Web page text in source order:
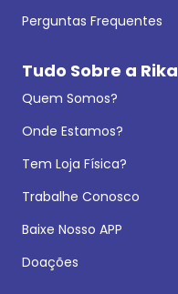
Perguntas Frequentes
Tudo Sobre a Rika
Quem Somos?
Onde Estamos?
Tem Loja Física?
Trabalhe Conosco
Baixe Nosso APP
Doações